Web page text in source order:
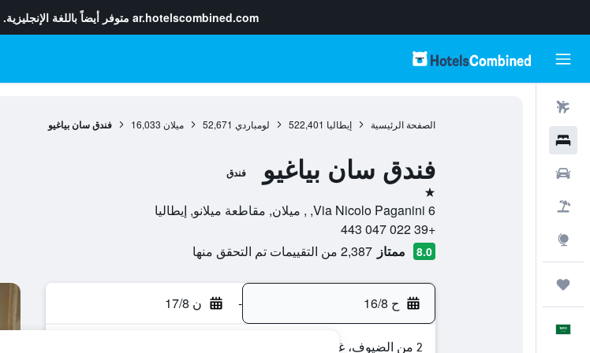
ar.hotelscombined.com متوفر أيضاً باللغة الإنجليزية.
الصفحة الرئيسية إيطاليا 522,401 لومباردي 52,671 ميلان 16,033 فندق سان بياغيو
فندق سان بياغيو فندق
نجمة واحدة
Via Nicolo Paganini 6, , ميلان, مقاطعة ميلانو, إيطاليا
+39 022 047 443
8.0 ممتاز 2,387 من التقييمات تم التحقق منها
ح 16/8 - ن 17/8
2 من الضيوف، غرفة واحدة